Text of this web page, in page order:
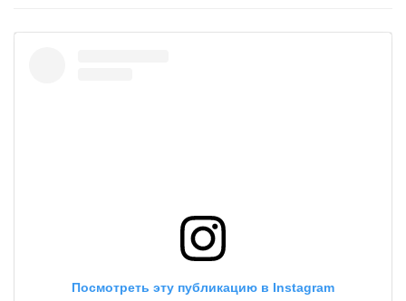
Посмотреть эту публикацию в Instagram